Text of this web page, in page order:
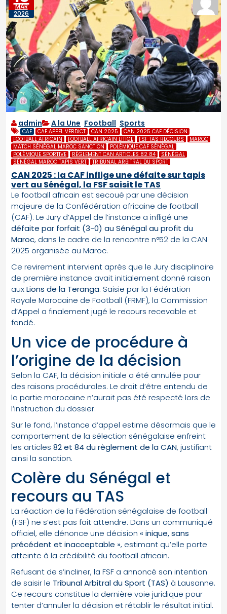
MAR
2026
admin A la Une Football Sports
CAF CAF APPEL VERDICT CAN 2025
CAN 2025 CAF DÉCISION
FOOTBALL AFRICAIN
FOOTBALL AFRICAIN LITIGE FSF TAS RECOURS
MAROC
MATCH SÉNÉGAL MAROC SANCTION
POLÉMIQUE CAF SÉNÉGAL
POLÉMIQUE SPORTIVE
RÈGLEMENT CAN ARTICLES 82 84
SÉNÉGAL
SÉNÉGAL MAROC TAPIS VERT
TRIBUNAL ARBITRAL DU SPORT
CAN 2025 : la CAF inflige une défaite sur tapis
vert au Sénégal, la FSF saisit le TAS
Le football africain est secoué par une décision
majeure de la Confédération africaine de football
(CAF). Le Jury d’Appel de l’instance a infligé une
défaite par forfait (3-0) au Sénégal au profit du
Maroc, dans le cadre de la rencontre n°52 de la CAN
2025 organisée au Maroc.
Ce revirement intervient après que le Jury disciplinaire
de première instance avait initialement donné raison
auxLions de la Teranga. Saisie par la Fédération
Royale Marocaine de Football (FRMF), la Commission
d’Appel a finalement jugé le recours recevable et
fondé.
Un vice de procédure à
l’origine de la décision
Selon la CAF, la décision initiale a été annulée pour
des raisons procédurales. Le droit d’être entendu de
la partie marocaine n’aurait pas été respecté lors de
l’instruction du dossier.
Sur le fond, l’instance d’appel estime désormais que le
comportement de la sélection sénégalaise enfreint
les articles 82 et 84 du règlement de la CAN, justifiant
ainsi la sanction.
Colère du Sénégal et
recours au TAS
La réaction de la Fédération sénégalaise de football
(FSF) ne s’est pas fait attendre. Dans un communiqué
officiel, elle dénonce une décision « inique, sans
précédent et inacceptable », estimant qu’elle porte
atteinte à la crédibilité du football africain.
Refusant de s’incliner, la FSF a annoncé son intention
de saisir le Tribunal Arbitral du Sport (TAS) à Lausanne.
Ce recours constitue la dernière voie juridique pour
tenter d’annuler la décision et rétablir le résultat initial.